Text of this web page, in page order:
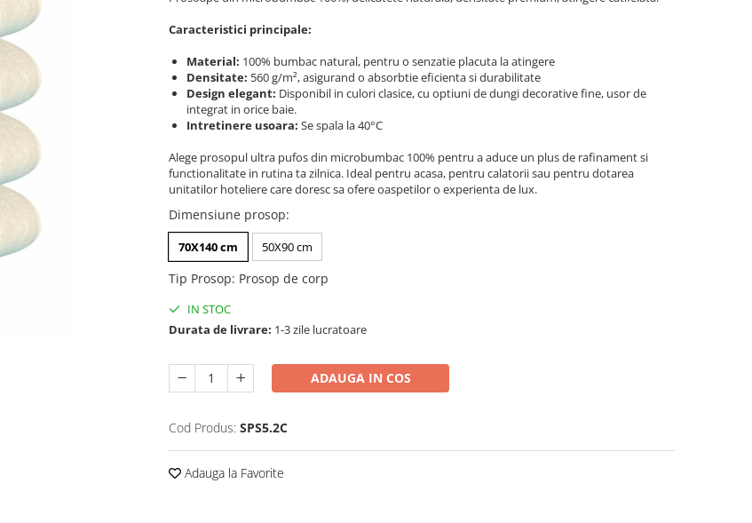
Caracteristici principale:
Material: 100% bumbac natural, pentru o senzatie placuta la atingere
Densitate: 560 g/m², asigurand o absorbtie eficienta si durabilitate
Design elegant: Disponibil in culori clasice, cu optiuni de dungi decorative fine, usor de
integrat in orice baie.
Intretinere usoara: Se spala la 40°C
Alege prosopul ultra pufos din microbumbac 100% pentru a aduce un plus de rafinament si
functionalitate in rutina ta zilnica. Ideal pentru acasa, pentru calatorii sau pentru dotarea
unitatilor hoteliere care doresc sa ofere oaspetilor o experienta de lux.
Dimensiune prosop:
70X140 cm 50X90 cm
Tip Prosop: Prosop de corp
IN STOC
Durata de livrare: 1-3 zile lucratoare
ADAUGA IN COS
Cod Produs: SPS5.2C
Adauga la Favorite